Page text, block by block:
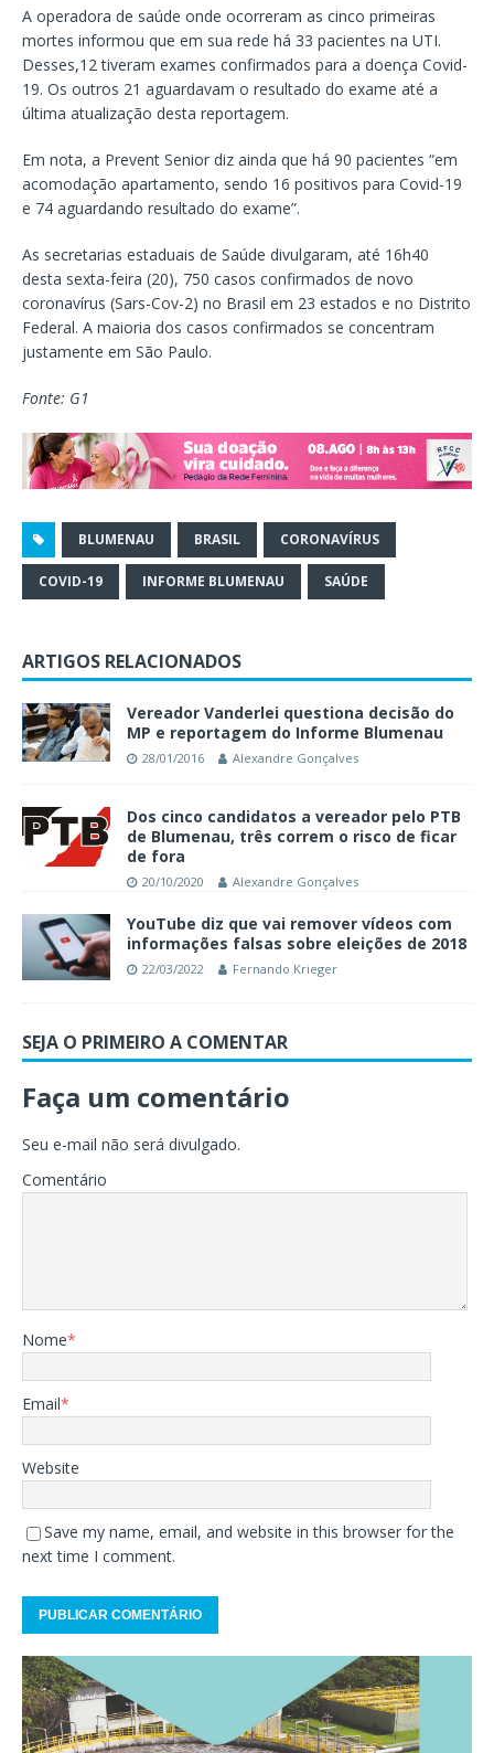
A operadora de saúde onde ocorreram as cinco primeiras
mortes informou que em sua rede há 33 pacientes na UTI.
Desses,12 tiveram exames confirmados para a doença Covid-
19. Os outros 21 aguardavam o resultado do exame até a
última atualização desta reportagem.
Em nota, a Prevent Senior diz ainda que há 90 pacientes “em
acomodação apartamento, sendo 16 positivos para Covid-19
e 74 aguardando resultado do exame”.
As secretarias estaduais de Saúde divulgaram, até 16h40
desta sexta-feira (20), 750 casos confirmados de novo
coronavírus (Sars-Cov-2) no Brasil em 23 estados e no Distrito
Federal. A maioria dos casos confirmados se concentram
justamente em São Paulo.
Fonte: G1
BLUMENAU BRASIL CORONAVÍRUS
COVID-19 INFORME BLUMENAU SAÚDE
ARTIGOS RELACIONADOS
Vereador Vanderlei questiona decisão do
MP e reportagem do Informe Blumenau
28/01/2016 Alexandre Gonçalves
Dos cinco candidatos a vereador pelo PTB
de Blumenau, três correm o risco de ficar
de fora
20/10/2020 Alexandre Gonçalves
YouTube diz que vai remover vídeos com
informações falsas sobre eleições de 2018
22/03/2022 Fernando Krieger
SEJA O PRIMEIRO A COMENTAR
Faça um comentário
Seu e-mail não será divulgado.
Comentário
Nome*
Email*
Website
Save my name, email, and website in this browser for the
next time I comment.